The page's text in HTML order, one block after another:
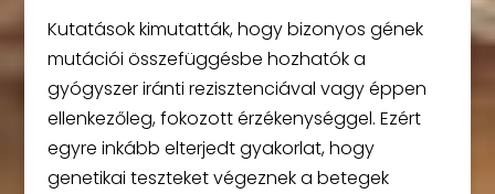
Kutatások kimutatták, hogy bizonyos gének
mutációi összefüggésbe hozhatók a
gyógyszer iránti rezisztenciával vagy éppen
ellenkezőleg, fokozott érzékenységgel. Ezért
egyre inkább elterjedt gyakorlat, hogy
genetikai teszteket végeznek a betegek